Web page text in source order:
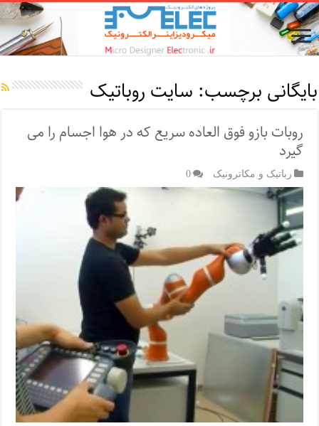
بایگانی برچسب: سایت روباتیک
روبات بازو فوق العاده سریع که در هوا اجسام را می
گیرد
رباتیک و مکاترونیک 0